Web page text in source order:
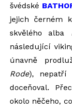
švédské
jejich černém
skvělého alba
následující
únavně
Rode), nepatří
doceňoval.
okolo něčeho,